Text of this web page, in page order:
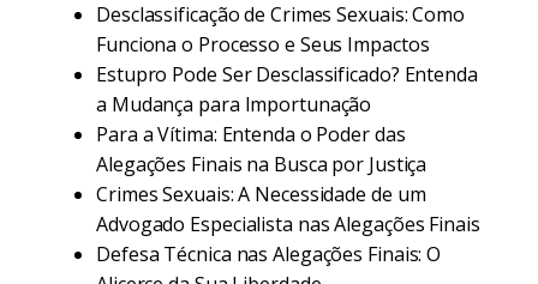
Desclassificação de Crimes Sexuais: Como
Funciona o Processo e Seus Impactos
Estupro Pode Ser Desclassificado? Entenda
a Mudança para Importunação
Para a Vítima: Entenda o Poder das
Alegações Finais na Busca por Justiça
Crimes Sexuais: A Necessidade de um
Advogado Especialista nas Alegações Finais
Defesa Técnica nas Alegações Finais: O